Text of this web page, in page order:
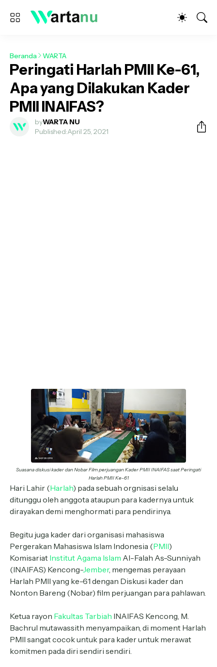
Beranda WARTA
Peringati Harlah PMII Ke-61,
Apa yang Dilakukan Kader
PMII INAIFAS?
byWARTA NU
Published:April 25, 2021
Suasana diskusi kader dan Nobar Film perjuangan Kader PMII INAIFAS saat Peringati
Harlah PMII Ke-61
Hari Lahir (Harlah) pada sebuah orgnisasi selalu
ditunggu oleh anggota ataupun para kadernya untuk
dirayakan demi menghormati para pendirinya.
Begitu juga kader dari organisasi mahasiswa
Pergerakan Mahasiswa Islam Indonesia (PMII)
Komisariat Institut Agama Islam Al-Falah As-Sunniyah
(INAIFAS) Kencong-Jember, mengemas perayaan
Harlah PMII yang ke-61 dengan Diskusi kader dan
Nonton Bareng (Nobar) film perjuangan para pahlawan.
Ketua rayon Fakultas Tarbiah INAIFAS Kencong, M.
Bachrul mutawassith menyampaikan, di moment Harlah
PMII sangat cocok untuk para kader untuk merawat
komitmen pada diri sendiri sendiri.